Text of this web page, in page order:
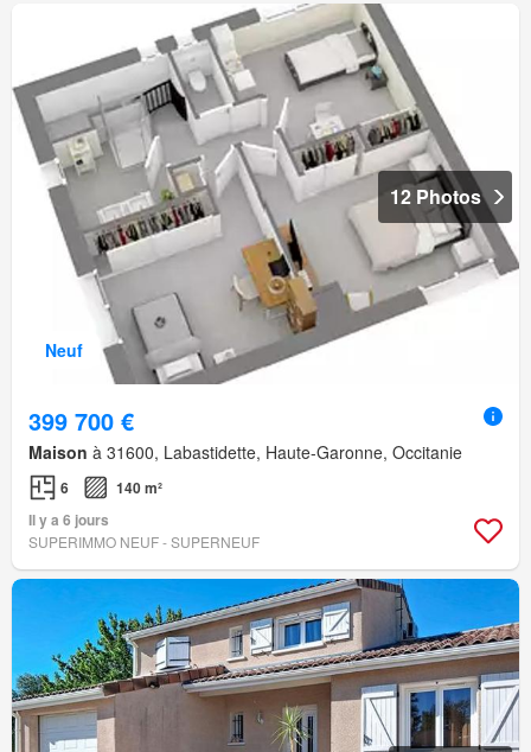
Neuf
12 Photos
399 700 €
Maison à 31600, Labastidette, Haute-Garonne, Occitanie
6
140 m²
Il y a 6 jours
SUPERIMMO NEUF - SUPERNEUF